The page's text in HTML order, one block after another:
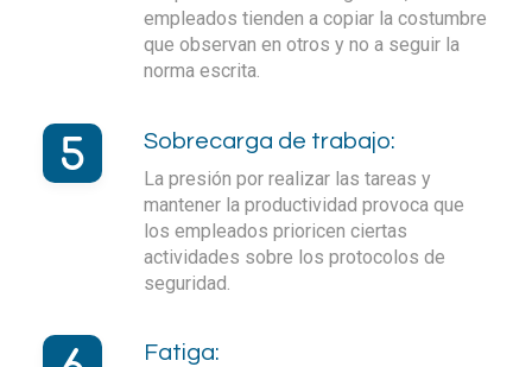
empleados tienden a copiar la costumbre
que observan en otros y no a seguir la
norma escrita.
Sobrecarga de trabajo:
La presión por realizar las tareas y
mantener la productividad provoca que
los empleados prioricen ciertas
actividades sobre los protocolos de
seguridad.
Fatiga: